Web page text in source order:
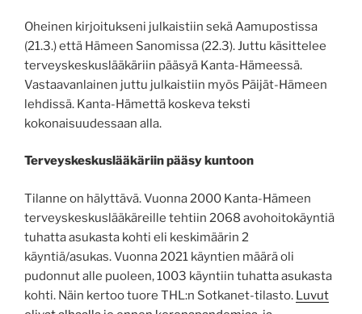
Oheinen kirjoitukseni julkaistiin sekä Aamupostissa
(21.3.) että Hämeen Sanomissa (22.3). Juttu käsittelee
terveyskeskuslääkäriin pääsyä Kanta-Hämeessä.
Vastaavanlainen juttu julkaistiin myös Päijät-Hämeen
lehdissä. Kanta-Hämettä koskeva teksti
kokonaisuudessaan alla.
Terveyskeskuslääkäriin pääsy kuntoon
Tilanne on hälyttävä. Vuonna 2000 Kanta-Hämeen
terveyskeskuslääkäreille tehtiin 2068 avohoitokäyntiä
tuhatta asukasta kohti eli keskimäärin 2
käyntiä/asukas. Vuonna 2021 käyntien määrä oli
pudonnut alle puoleen, 1003 käyntiin tuhatta asukasta
kohti. Näin kertoo tuore THL:n Sotkanet-tilasto. Luvut